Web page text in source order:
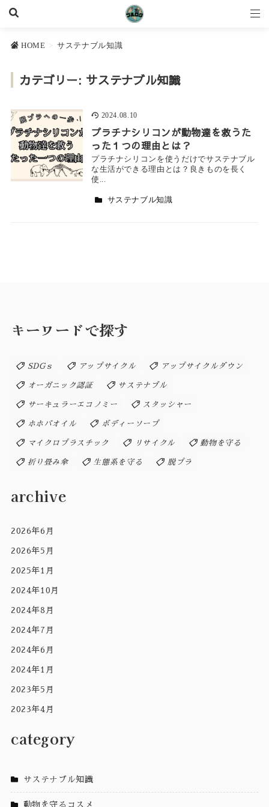
HOME サステナブル知識
カテゴリー: サステナブル知識
2024.08.10
プラチナシリコンが動物達を救うた
った１つの理由とは？
プラチナシリコンを使うだけでサステナブル
な生活ができる理由とは？良きものを長く
使...
サステナブル知識
キーワードで探す
SDGｓ アップサイクル アップサイクルダウン
オーガニック認証 サステナブル
サーキュラーエコノミー スタッシャー
ホホバオイル ボディーソープ
マイクロプラスチック リサイクル 動物を守る
折り畳み傘 生態系を守る 脱プラ
archive
2026年6月
2026年5月
2025年1月
2024年10月
2024年8月
2024年7月
2024年6月
2024年1月
2023年5月
2023年4月
category
サステナブル知識
動物を守るコスメ